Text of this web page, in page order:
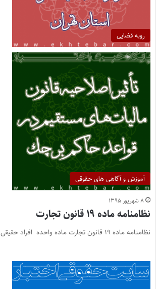
رویه قضایی
آموزش و آگاهی های حقوقی
۸ شهریور ۱۳۹۵
نظامنامه ماده ۱۹ قانون تجارت
نظامنامه ماده ۱۹ قانون تجارت ماده واحده افراد حقیقی زیر که از مصادیق اشخاص مذکور در ماده ۹۶ قانون مالیاتهای…